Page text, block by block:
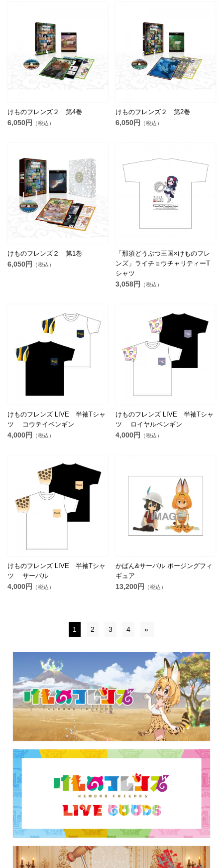
けものフレンズ２ 第4巻
6,050円 （税込）
けものフレンズ２ 第2巻
6,050円 （税込）
けものフレンズ２ 第1巻
6,050円 （税込）
「那須どうぶつ王国×けものフレ
ンズ」ライチョウチャリティーT
シャツ
3,058円 （税込）
けものフレンズ LIVE 半袖Tシャ
ツ コウテイペンギン
4,000円 （税込）
けものフレンズ LIVE 半袖Tシャ
ツ ロイヤルペンギン
4,000円 （税込）
けものフレンズ LIVE 半袖Tシャ
ツ サーバル
4,000円 （税込）
かばん&サーバル ポージングフィ
ギュア
13,200円 （税込）
1 2 3 4 »